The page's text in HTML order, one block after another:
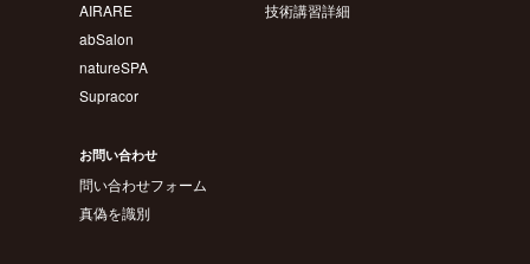
AIRARE
abSalon
natureSPA
Supracor
技術講習詳細
お問い合わせ
問い合わせフォーム
真偽を識別